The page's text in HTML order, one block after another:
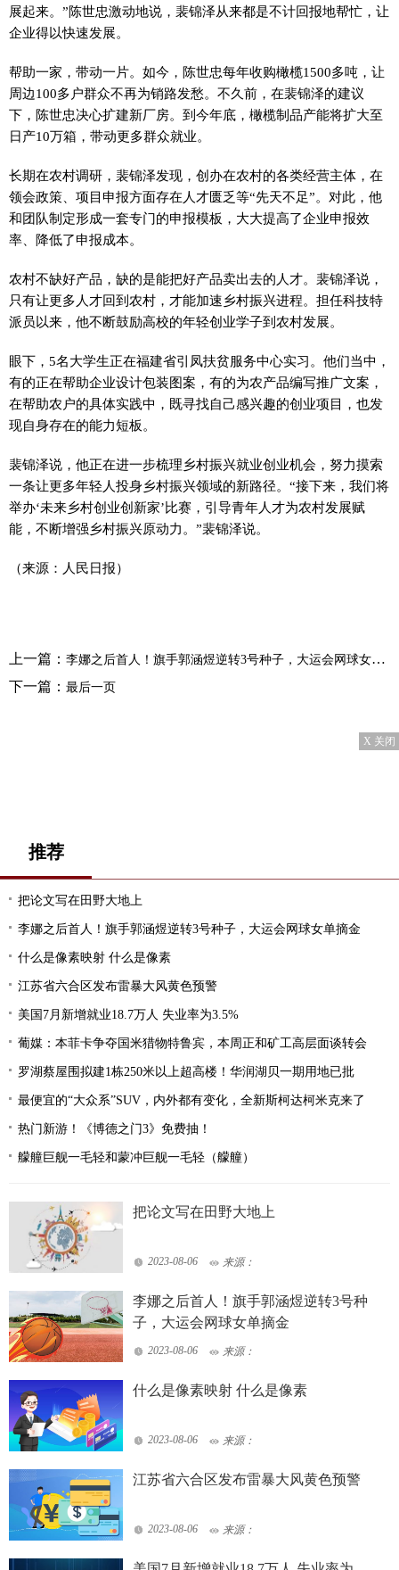
展起来。”陈世忠激动地说，裴锦泽从来都是不计回报地帮忙，让
企业得以快速发展。
帮助一家，带动一片。如今，陈世忠每年收购橄榄1500多吨，让
周边100多户群众不再为销路发愁。不久前，在裴锦泽的建议
下，陈世忠决心扩建新厂房。到今年底，橄榄制品产能将扩大至
日产10万箱，带动更多群众就业。
长期在农村调研，裴锦泽发现，创办在农村的各类经营主体，在
领会政策、项目申报方面存在人才匮乏等“先天不足”。对此，他
和团队制定形成一套专门的申报模板，大大提高了企业申报效
率、降低了申报成本。
农村不缺好产品，缺的是能把好产品卖出去的人才。裴锦泽说，
只有让更多人才回到农村，才能加速乡村振兴进程。担任科技特
派员以来，他不断鼓励高校的年轻创业学子到农村发展。
眼下，5名大学生正在福建省引凤扶贫服务中心实习。他们当中，
有的正在帮助企业设计包装图案，有的为农产品编写推广文案，
在帮助农户的具体实践中，既寻找自己感兴趣的创业项目，也发
现自身存在的能力短板。
裴锦泽说，他正在进一步梳理乡村振兴就业创业机会，努力摸索
一条让更多年轻人投身乡村振兴领域的新路径。“接下来，我们将
举办‘未来乡村创业创新家’比赛，引导青年人才为农村发展赋
能，不断增强乡村振兴原动力。”裴锦泽说。
（来源：人民日报）
上一篇： 李娜之后首人！旗手郭涵煜逆转3号种子，大运会网球女单摘金
下一篇： 最后一页
X 关闭
推荐
把论文写在田野大地上
李娜之后首人！旗手郭涵煜逆转3号种子，大运会网球女单摘金
什么是像素映射 什么是像素
江苏省六合区发布雷暴大风黄色预警
美国7月新增就业18.7万人 失业率为3.5%
葡媒：本菲卡争夺国米猎物特鲁宾，本周正和矿工高层面谈转会
罗湖蔡屋围拟建1栋250米以上超高楼！华润湖贝一期用地已批
最便宜的“大众系”SUV，内外都有变化，全新斯柯达柯米克来了
热门新游！《博德之门3》免费抽！
艨艟巨舰一毛轻和蒙冲巨舰一毛轻（艨艟）
把论文写在田野大地上
2023-08-06 来源：
李娜之后首人！旗手郭涵煜逆转3号种
子，大运会网球女单摘金
2023-08-06 来源：
什么是像素映射 什么是像素
2023-08-06 来源：
江苏省六合区发布雷暴大风黄色预警
2023-08-06 来源：